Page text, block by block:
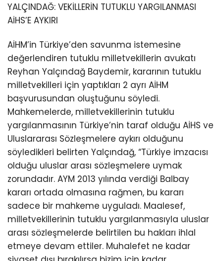
YALÇINDAĞ: VEKİLLERİN TUTUKLU YARGILANMASI
AİHS’E AYKIRI
AİHM’in Türkiye’den savunma istemesine
değerlendiren tutuklu milletvekillerin avukatı
Reyhan Yalçındağ Baydemir, kararının tutuklu
milletvekilleri için yaptıkları 2 ayrı AİHM
başvurusundan oluştuğunu söyledi.
Mahkemelerde, milletvekillerinin tutuklu
yargılanmasının Türkiye’nin taraf olduğu AİHS ve
Uluslararası Sözleşmelere aykırı olduğunu
söyledikleri belirten Yalçındağ, “Türkiye imzacısı
olduğu uluslar arası sözleşmelere uymak
zorundadır. AYM 2013 yılında verdiği Balbay
kararı ortada olmasına rağmen, bu kararı
sadece bir mahkeme uyguladı. Maalesef,
milletvekillerinin tutuklu yargılanmasıyla uluslar
arası sözleşmelerde belirtilen bu hakları ihlal
etmeye devam ettiler. Muhalefet ne kadar